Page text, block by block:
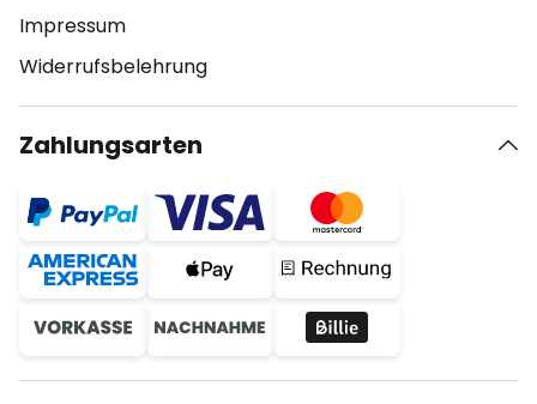
Impressum
Widerrufsbelehrung
Zahlungsarten